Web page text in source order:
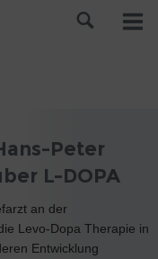
Peter
L-DOPA
an der
Levo-Dopa Therapie in
Entwicklung